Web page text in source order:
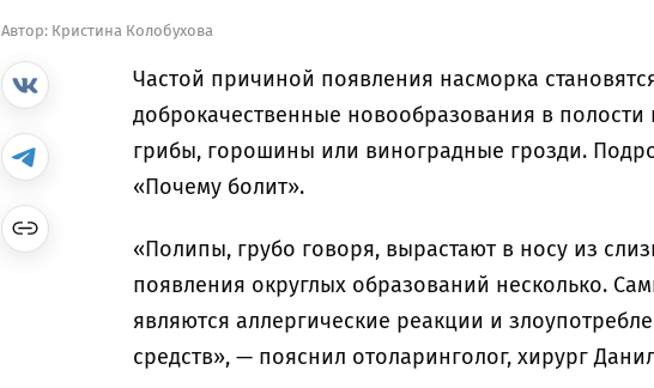
Автор: Кристина Колобухова
Частой причиной появления насморка
доброкачественные новообразования в
грибы, горошины или виноградные грозди.
«Почему болит».
«Полипы, грубо говоря, вырастают в носу из
появления округлых образований несколько.
являются аллергические реакции и
средств», — пояснил отоларинголог, хирург